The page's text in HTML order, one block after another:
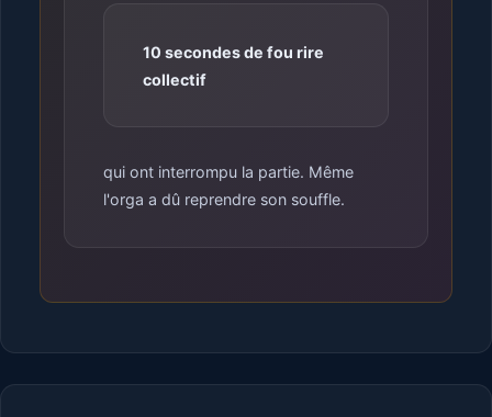
10 secondes de fou rire
collectif
qui ont interrompu la partie. Même
l'orga a dû reprendre son souffle.